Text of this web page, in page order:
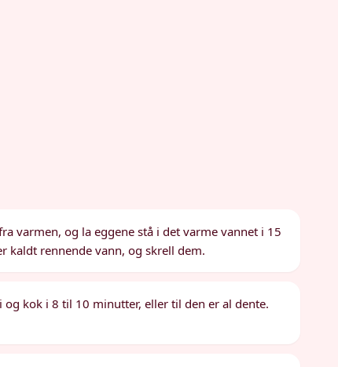
varmen, og la eggene stå i det varme vannet i 15
kaldt rennende vann, og skrell dem.
kok i 8 til 10 minutter, eller til den er al dente.